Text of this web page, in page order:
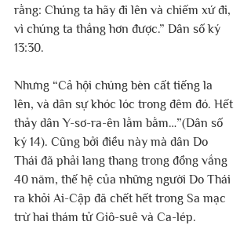
rằng: Chúng ta hãy đi lên và chiếm xứ đi,
vì chúng ta thắng hơn được.” Dân số ký
13:30.
Nhưng “Cả hội chúng bèn cất tiếng la
lên, và dân sự khóc lóc trong đêm đó. Hết
thảy dân Y-sơ-ra-ên lằm bằm…”(Dân số
ký 14). Cũng bởi điều này mà dân Do
Thái đã phải lang thang trong đồng vắng
40 năm, thế hệ của những người Do Thái
ra khỏi Ai-Cập đã chết hết trong Sa mạc
trừ hai thám tử Giô-suê và Ca-lép.